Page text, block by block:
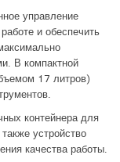
управление
и обеспечить
В компактной
17 литров)
контейнера для
устройство
качества работы.